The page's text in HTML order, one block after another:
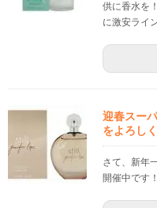
供に香水を
に激安ライ
迎春スー
をよろし
さて、新年
開催中です